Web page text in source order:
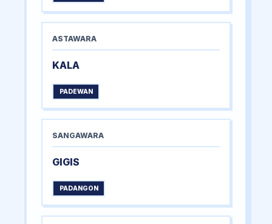
ASTAWARA
KALA
PADEWAN
SANGAWARA
GIGIS
PADANGON